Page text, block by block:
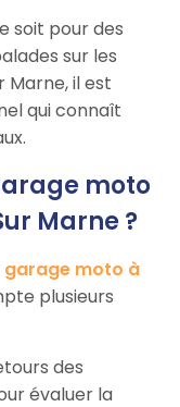
soit pour des
sur les
Marne, il est
qui connaît
moto
Marne ?
garage moto à
plusieurs
des
évaluer la